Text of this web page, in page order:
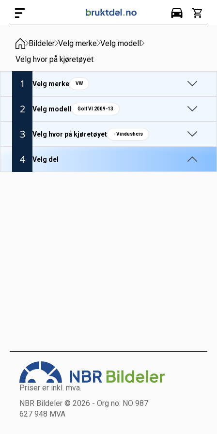
Bildeler Velg merke Velg modell
Velg hvor på kjøretøyet
1 Velg merke VW
2 Velg modell Golf VI 2009-13
3 Velg hvor på kjøretøyet - Vindusheis
4 Velg del
Priser er inkl. mva.
NBR Bildeler © 2026 - Org no: NO 987
627 948 MVA